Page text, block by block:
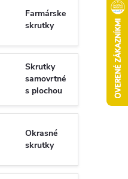
Farmárske
skrutky
Skrutky
samovrtné
s plochou
hlavou -
univerzálne
Okrasné
skrutky